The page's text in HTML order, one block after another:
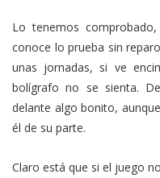
Lo tenemos
conoce lo prueba sin
unas jornadas, si ve
bolígrafo no se sienta.
delante algo bonito,
él de su parte.
Claro está que si el juego